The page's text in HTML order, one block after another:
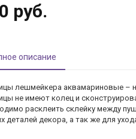
руб.
описание
лешмейкера аквамариновые –
не имеют колец и
расклеить склейку между
деталей декора, а так же для